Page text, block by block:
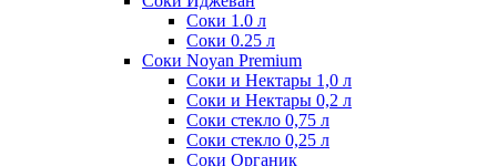
Соки 1.0 л
Соки 0.25 л
Соки Noyan Premium
Соки и Нектары 1,0 л
Соки и Нектары 0,2 л
Соки стекло 0,75 л
Соки стекло 0,25 л
Соки Органик